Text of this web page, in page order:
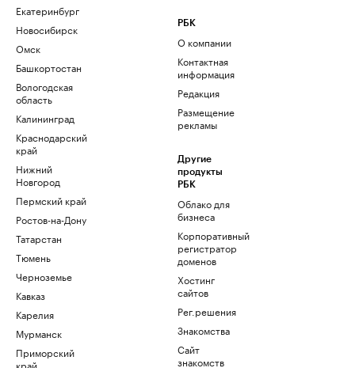
Екатеринбург
Новосибирск
Омск
Башкортостан
Вологодская
область
Калининград
Краснодарский
край
Нижний
Новгород
Пермский край
Ростов-на-Дону
Татарстан
Тюмень
Черноземье
Кавказ
Карелия
Мурманск
Приморский
край
РБК
О компании
Контактная
информация
Редакция
Размещение
рекламы
Другие
продукты
РБК
Облако для
бизнеса
Корпоративный
регистратор
доменов
Хостинг
сайтов
Рег.решения
Знакомства
Сайт
знакомств